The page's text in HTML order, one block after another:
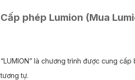
Cấp phép Lumion (Mua
“LUMION” là chương trình được cung cấp
tương tự.